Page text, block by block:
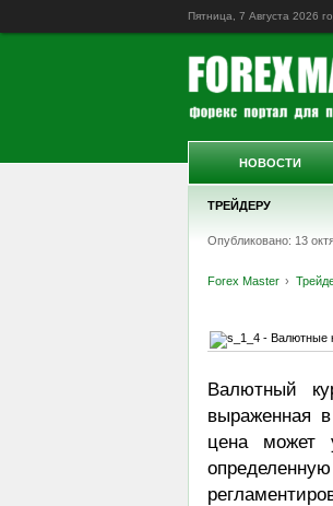
Пятница, 7 Августа 2026
ТРЕЙДЕРУ
Опубликовано: 13
Forex Master
Валютный
выраженная
цена может
НОВОСТИ